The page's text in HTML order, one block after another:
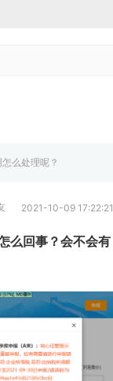
么处理呢？
2021-10-09 17:22:21
么回事？会不会有